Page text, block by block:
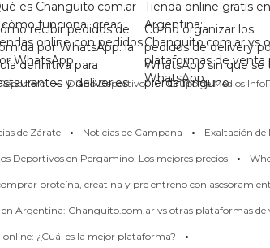
es Changuito.com.ar
funciona: crear
online con pedidos
WhatsApp
Tienda online gratis en
Argentina:
Changuito.com.ar vs
plataformas de venta
WhatsApp
recibir pedidos de
por WhatsApp: la
definitiva para
y deliveries
Cómo organizar los
pedidos de delivery
WhatsApp sin que se
pierda ninguno
· Diario Deportivo · Grupo de Medios
de Zárate · Noticias de Campana · Exaltación de
Deportivos en Pergamino: Los mejores precios ·
proteína, creatina y pre entreno con
en Argentina: Changuito.com.ar vs otras plataformas
¿Cuál es la mejor plataforma?
·